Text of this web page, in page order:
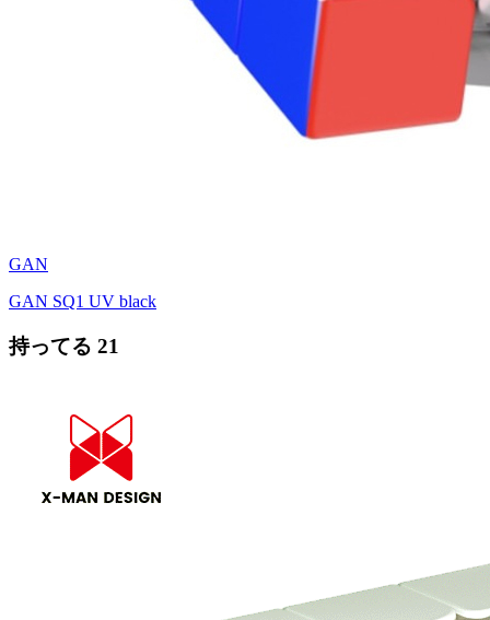
GAN
GAN SQ1 UV black
持ってる 21